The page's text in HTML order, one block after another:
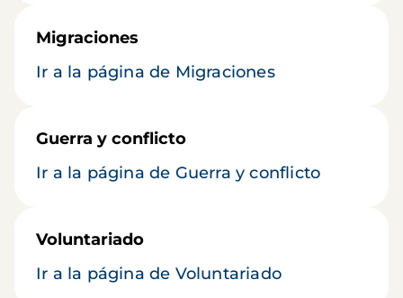
Migraciones
Ir a la página de Migraciones
Guerra y conflicto
Ir a la página de Guerra y conflicto
Voluntariado
Ir a la página de Voluntariado